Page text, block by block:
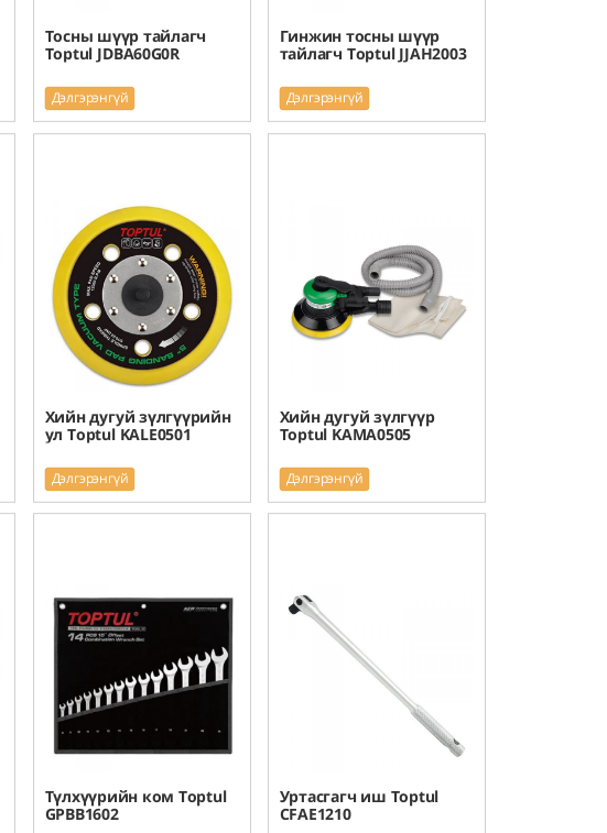
Тосны шүүр тайлагч
Toptul JDBA60G0R
Дэлгэрэнгүй
Гинжин тосны шүүр
тайлагч Toptul JJAH2003
Дэлгэрэнгүй
Хийн дугуй зүлгүүрийн
ул Toptul KALE0501
Дэлгэрэнгүй
Хийн дугуй зүлгүүр
Toptul KAMA0505
Дэлгэрэнгүй
Түлхүүрийн ком Toptul
GPBB1602
Уртасгагч иш Toptul
CFAE1210